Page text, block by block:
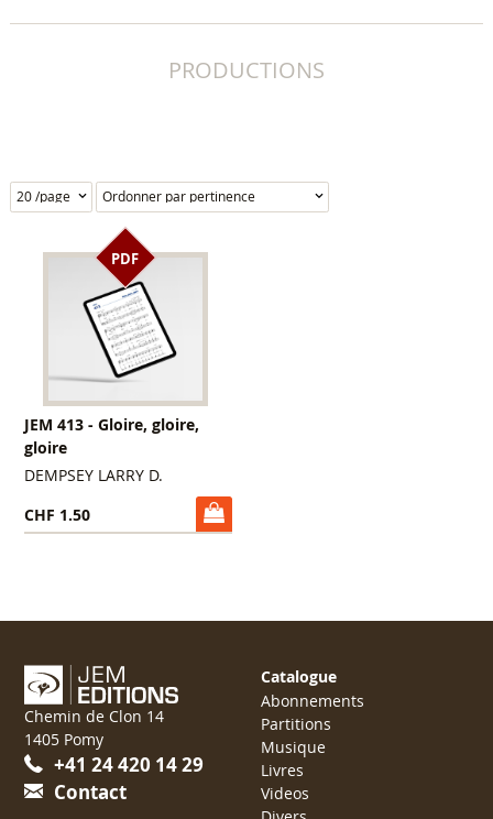
PRODUCTIONS
PDF
JEM 413 - Gloire, gloire,
gloire
DEMPSEY LARRY D.
CHF 1.50
Chemin de Clon 14
1405 Pomy
+41 24 420 14 29
Contact
Catalogue
Abonnements
Partitions
Musique
Livres
Videos